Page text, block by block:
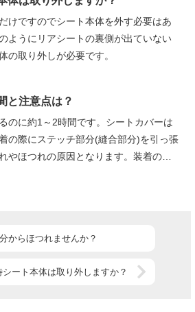
けですのでシート本体を外す必要はあ
ようにリアシートの裏側が出ていない
の取り外しが必要です。
と注意点は？
のに約1～2時間です。シートカバーは
の際にステッチ部分(縫合部分)を引っ張
やほつれの原因となります。装着の際
からほつれませんか？
シート本体は取り外しますか？